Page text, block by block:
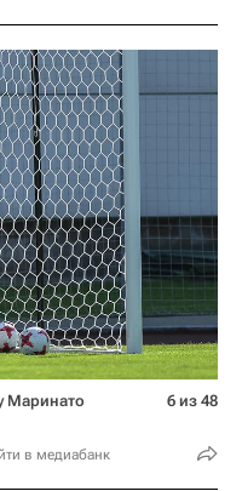
Маринато
в медиабанк
6 из 48